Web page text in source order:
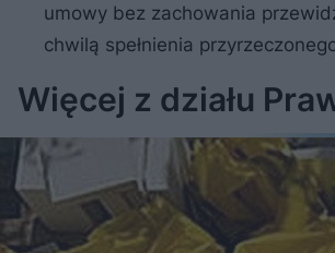
umowy bez zachowania
chwilą spełnienia
Więcej z działu